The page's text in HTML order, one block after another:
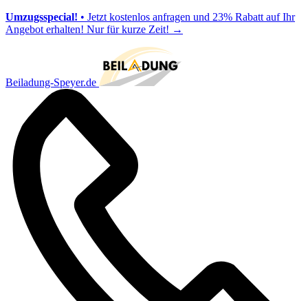
Umzugsspecial! • Jetzt kostenlos anfragen und 23% Rabatt auf Ihr
Angebot erhalten! Nur für kurze Zeit! →
Beiladung-Speyer.de